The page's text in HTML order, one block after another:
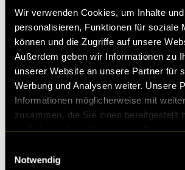
Wir verwenden Cookies, um Inhalte
personalisieren, Funktionen für soziale
können und die Zugriffe auf unsere
Außerdem geben wir Informationen zu
unserer Website an unsere Partner für
Werbung und Analysen weiter. Unsere
Informationen möglicherweise mit
zusammen, die Sie ihnen bereitgestellt
Notwendig
Tag 3:
https://www.instagram.com/reel/
Wandervlog:
https://www.instagram.com/reel/